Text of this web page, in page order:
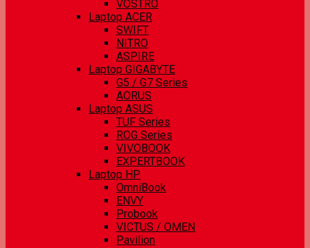
VOSTRO
Laptop ACER
SWIFT
NITRO
ASPIRE
Laptop GIGABYTE
G5 / G7 Series
AORUS
Laptop ASUS
TUF Series
ROG Series
VIVOBOOK
EXPERTBOOK
Laptop HP
OmniBook
ENVY
Probook
VICTUS / OMEN
Pavilion